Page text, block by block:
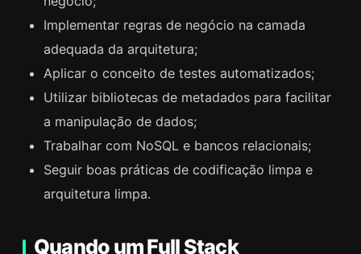
Implementar regras de negócio na camada
adequada da arquitetura;
Aplicar o conceito de testes automatizados;
Utilizar bibliotecas de metadados para facilitar
a manipulação de dados;
Trabalhar com NoSQL e bancos relacionais;
Seguir boas práticas de codificação limpa e
arquitetura limpa.
Quando um Full Stack